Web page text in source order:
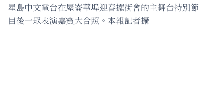
星島中文電台在屋崙華埠迎春擺街會的主舞台特別節
目後一眾表演嘉賓大合照。本報記者攝